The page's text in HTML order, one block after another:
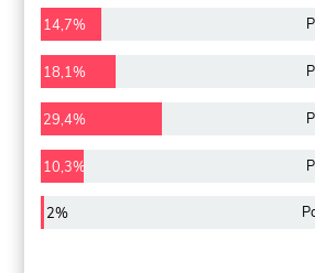
14,7%
18,1%
29,4%
10,3%
2%